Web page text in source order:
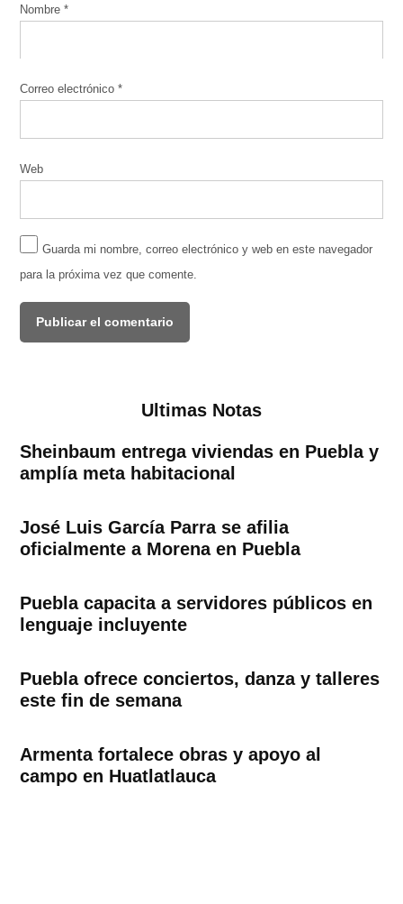
Nombre*
Correo electrónico*
Web
Guarda mi nombre, correo electrónico y web en este navegador
para la próxima vez que comente.
Ultimas Notas
Sheinbaum entrega viviendas en Puebla y
amplía meta habitacional
José Luis García Parra se afilia
oficialmente a Morena en Puebla
Puebla capacita a servidores públicos en
lenguaje incluyente
Puebla ofrece conciertos, danza y talleres
este fin de semana
Armenta fortalece obras y apoyo al
campo en Huatlatlauca